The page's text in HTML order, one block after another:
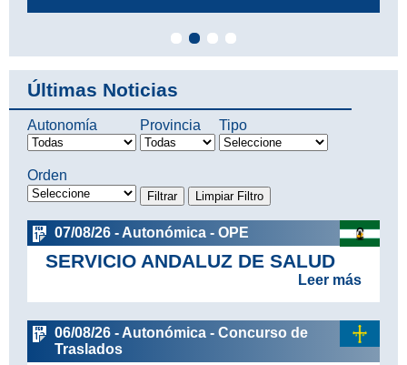
Últimas Noticias
Autonomía Provincia Tipo
Orden
07/08/26 - Autonómica - OPE
SERVICIO ANDALUZ DE SALUD
Leer más
06/08/26 - Autonómica - Concurso de
Traslados